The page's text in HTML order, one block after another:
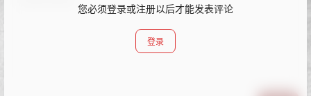
您必须登录或注册以后才能发表评论
登录